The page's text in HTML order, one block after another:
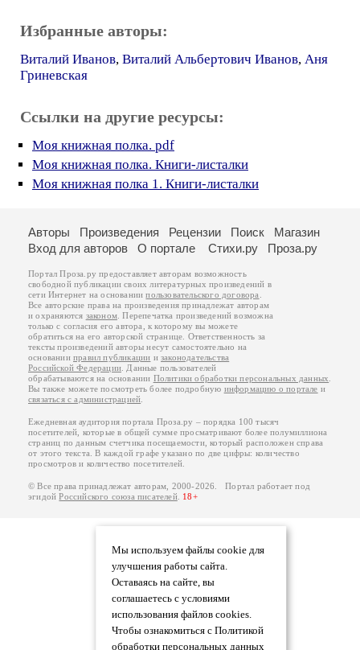
Избранные авторы:
Виталий Иванов, Виталий Альбертович Иванов, Аня
Гриневская
Ссылки на другие ресурсы:
Моя книжная полка. pdf
Моя книжная полка. Книги-листалки
Моя книжная полка 1. Книги-листалки
Мы используем файлы cookie для
улучшения работы сайта.
Оставаясь на сайте, вы
соглашаетесь с условиями
использования файлов cookies.
Чтобы ознакомиться с Политикой
обработки персональных данных
Авторы Произведения Рецензии Поиск
Магазин
Вход для авторов
О портале Стихи.ру Проза.ру
Портал Проза.ру предоставляет авторам возможность
свободной публикации своих литературных произведений в
сети Интернет на основаниипользовательского договора
Все авторские права на произведения принадлежат авторам
и охраняются законом . Перепечатка произведений возможна
только с согласия его автора, к которому вы можете
обратиться на его авторской странице. Ответственность за
тексты произведений авторы несут самостоятельно на
основанииправил публикации изаконодательства
Российской Федерации . Данные пользователей
обрабатываются на основании Политики обработки персональных данных
Вы также можете посмотреть более подробную информацию о портале и
связаться с администрацией
Ежедневная аудитория портала Проза.ру – порядка 100 тысяч
посетителей, которые в общей сумме просматривают более полумиллиона
страниц по данным счетчика посещаемости, который расположен справа
от этого текста. В каждой графе указано по две цифры: количество
просмотров и количество посетителей.
© Все права принадлежат авторам, 2000-2026. Портал работает под
эгидойРоссийского союза писателей. 18+